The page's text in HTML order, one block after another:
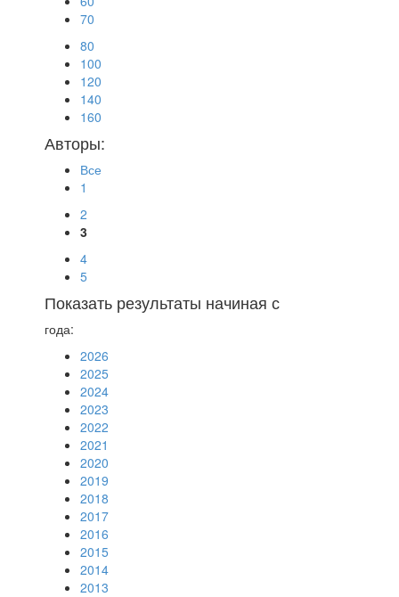
70
80
100
120
140
160
Авторы:
Все
1
2
3
4
5
Показать результаты начиная с
года:
2026
2025
2024
2023
2022
2021
2020
2019
2018
2017
2016
2015
2014
2013